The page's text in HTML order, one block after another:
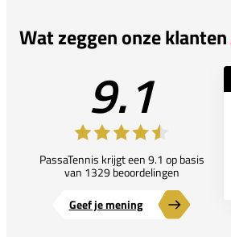
Wat zeggen onze klanten
9.1
PassaTennis krijgt een 9.1 op basis
van 1329 beoordelingen
Geef je mening